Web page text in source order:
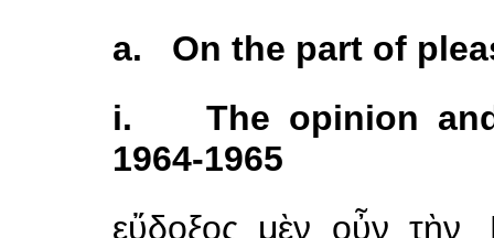
a. On the part of
i. The opinion and
1964-1965
εὔδοξος μὲν οὖν τὴν